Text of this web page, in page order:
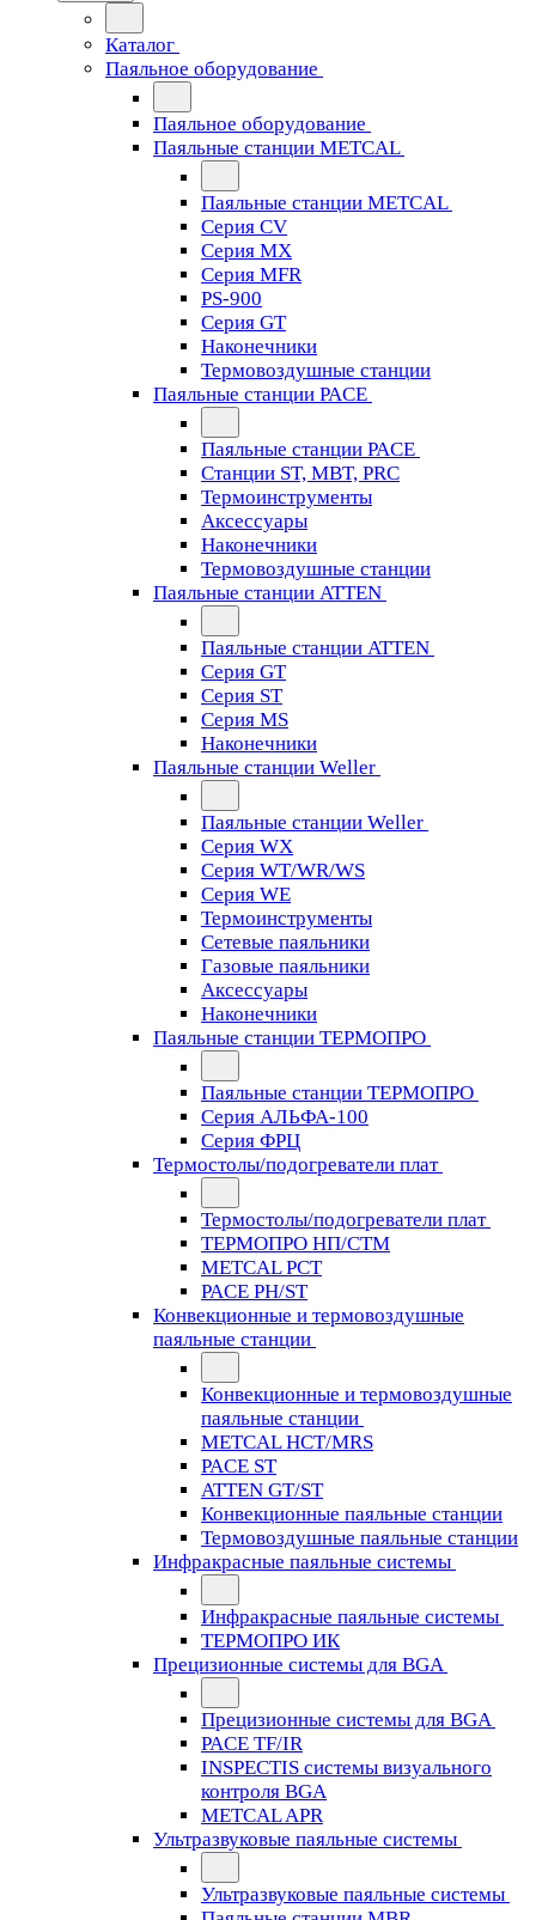
Каталог
Паяльное оборудование
Паяльное оборудование
Паяльные станции METCAL
Паяльные станции METCAL
Серия CV
Серия MX
Серия MFR
PS-900
Серия GT
Наконечники
Термовоздушные станции
Паяльные станции PACE
Паяльные станции PACE
Станции ST, MBT, PRC
Термоинструменты
Аксессуары
Наконечники
Термовоздушные станции
Паяльные станции ATTEN
Паяльные станции ATTEN
Серия GT
Серия ST
Серия MS
Наконечники
Паяльные станции Weller
Паяльные станции Weller
Серия WX
Серия WT/WR/WS
Серия WE
Термоинструменты
Сетевые паяльники
Газовые паяльники
Аксессуары
Наконечники
Паяльные станции ТЕРМОПРО
Паяльные станции ТЕРМОПРО
Серия АЛЬФА-100
Серия ФРЦ
Термостолы/подогреватели плат
Термостолы/подогреватели плат
ТЕРМОПРО НП/СТМ
METCAL PCT
PACE PH/ST
Конвекционные и термовоздушные
паяльные станции
Конвекционные и термовоздушные
паяльные станции
METCAL HCT/MRS
PACE ST
ATTEN GT/ST
Конвекционные паяльные станции
Термовоздушные паяльные станции
Инфракрасные паяльные системы
Инфракрасные паяльные системы
ТЕРМОПРО ИК
Прецизионные системы для BGA
Прецизионные системы для BGA
PACE TF/IR
INSPECTIS системы визуального
контроля BGA
METCAL APR
Ультразвуковые паяльные системы
Ультразвуковые паяльные системы